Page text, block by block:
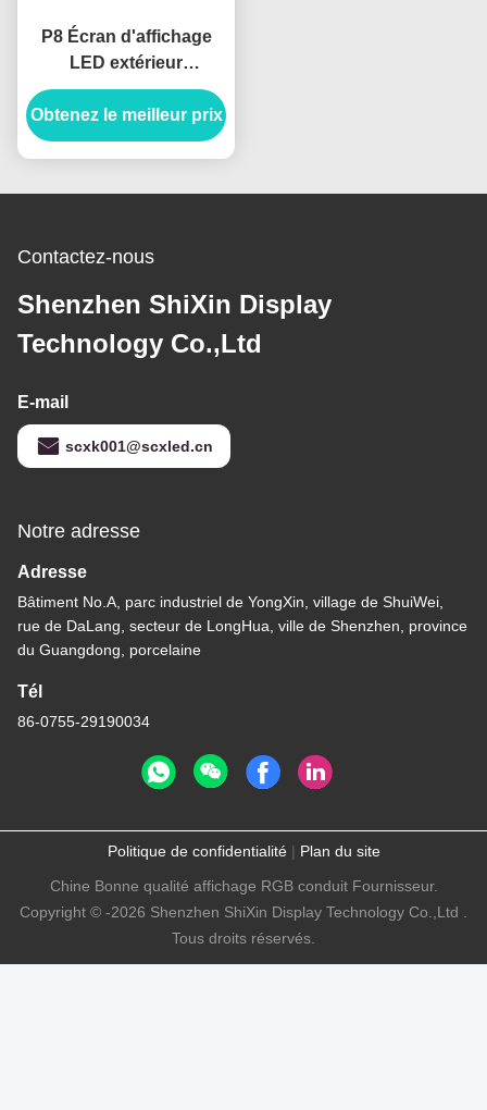
P8 Écran d'affichage
LED extérieur
imperméable à l'eau
monté sur mur courbe
vidéo flexible publicité
Obtenez le meilleur prix
Contactez-nous
Shenzhen ShiXin Display
Technology Co.,Ltd
E-mail
scxk001@scxled.cn
Notre adresse
Adresse
Bâtiment No.A, parc industriel de YongXin, village de ShuiWei,
rue de DaLang, secteur de LongHua, ville de Shenzhen, province
du Guangdong, porcelaine
Tél
86-0755-29190034
Politique de confidentialité| Plan du site
Chine Bonne qualité affichage RGB conduit Fournisseur.
Copyright © -2026 Shenzhen ShiXin Display Technology Co.,Ltd .
Tous droits réservés.